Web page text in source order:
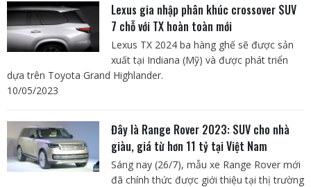
Lexus gia nhập phân khúc crossover SUV
7 chỗ với TX hoàn toàn mới
Lexus TX 2024 ba hàng ghế sẽ được sản
xuất tại Indiana (Mỹ) và được phát triển
dựa trên Toyota Grand Highlander.
10/05/2023
Đây là Range Rover 2023: SUV cho nhà
giàu, giá từ hơn 11 tỷ tại Việt Nam
Sáng nay (26/7), mẫu xe Range Rover mới
đã chính thức được giới thiệu tại thị trường